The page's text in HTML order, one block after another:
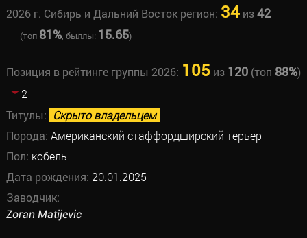
2026 г. Сибирь и Дальний Восток регион: 34из42
(топ 81%, быллы: 15.65)
Позиция в рейтинге группы 2026: 105из 120(топ 88%)
2
Титулы: Скрыто владельцем
Порода: Американский стаффордширский терьер
Пол: кобель
Дата рождения: 20.01.2025
Заводчик:
Zoran Matijevic